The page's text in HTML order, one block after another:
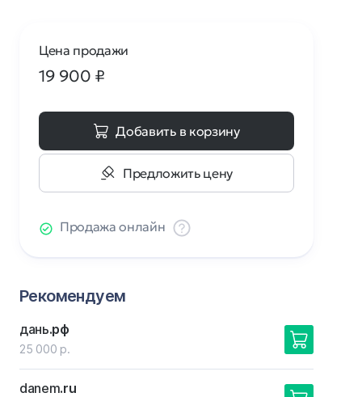
Цена продажи
19 900 ₽
Добавить в корзину
Предложить цену
Продажа онлайн
Рекомендуем
дань.рф
25 000 р.
danem.ru